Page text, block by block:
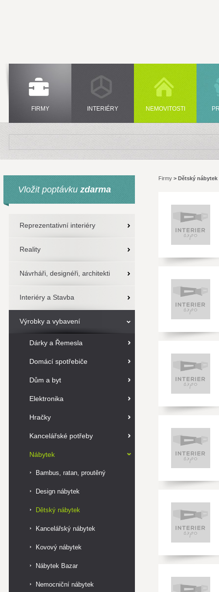
FIRMY INTERIÉRY NEMOVITOSTI
Vložit poptávku zdarma
Reprezentativní interiéry
Reality
Návrháři, designéři, architekti
Interiéry a Stavba
Výrobky a vybavení
Dárky a Řemesla
Domácí spotřebiče
Dům a byt
Elektronika
Hračky
Kancelářské potřeby
Nábytek
Bambus, ratan, proutěný
Design nábytek
Dětský nábytek
Kancelářský nábytek
Kovový nábytek
Nábytek Bazar
Nemocniční nábytek
Firmy > Dětský nábytek